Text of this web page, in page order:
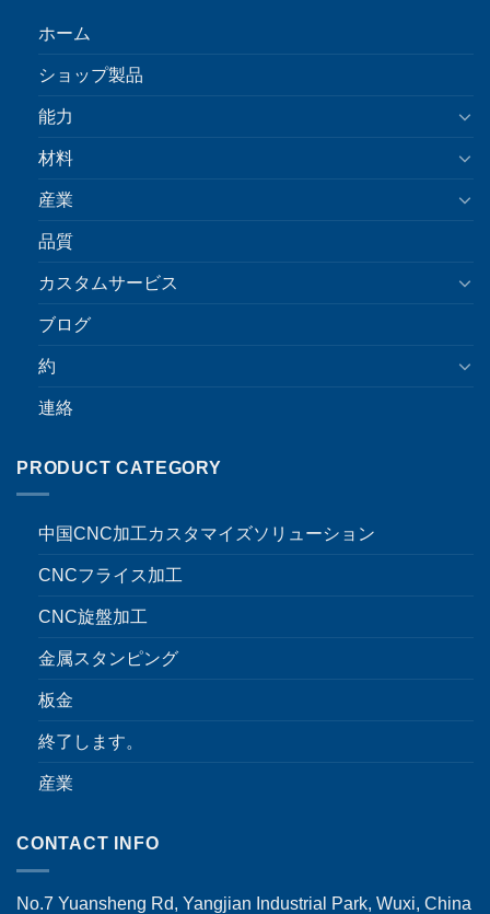
ホーム
ショップ製品
能力
材料
産業
品質
カスタムサービス
ブログ
約
連絡
PRODUCT CATEGORY
中国CNC加工カスタマイズソリューション
CNCフライス加工
CNC旋盤加工
金属スタンピング
板金
終了します。
産業
CONTACT INFO
No.7 Yuansheng Rd, Yangjian Industrial Park, Wuxi, China